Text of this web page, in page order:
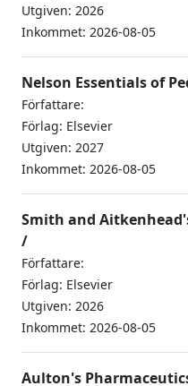
Utgiven: 2026
Inkommet: 2026-08-05
Nelson Essentials of
Författare:
Förlag: Elsevier
Utgiven: 2027
Inkommet: 2026-08-05
Smith and
/
Författare:
Förlag: Elsevier
Utgiven: 2026
Inkommet: 2026-08-05
Aulton's